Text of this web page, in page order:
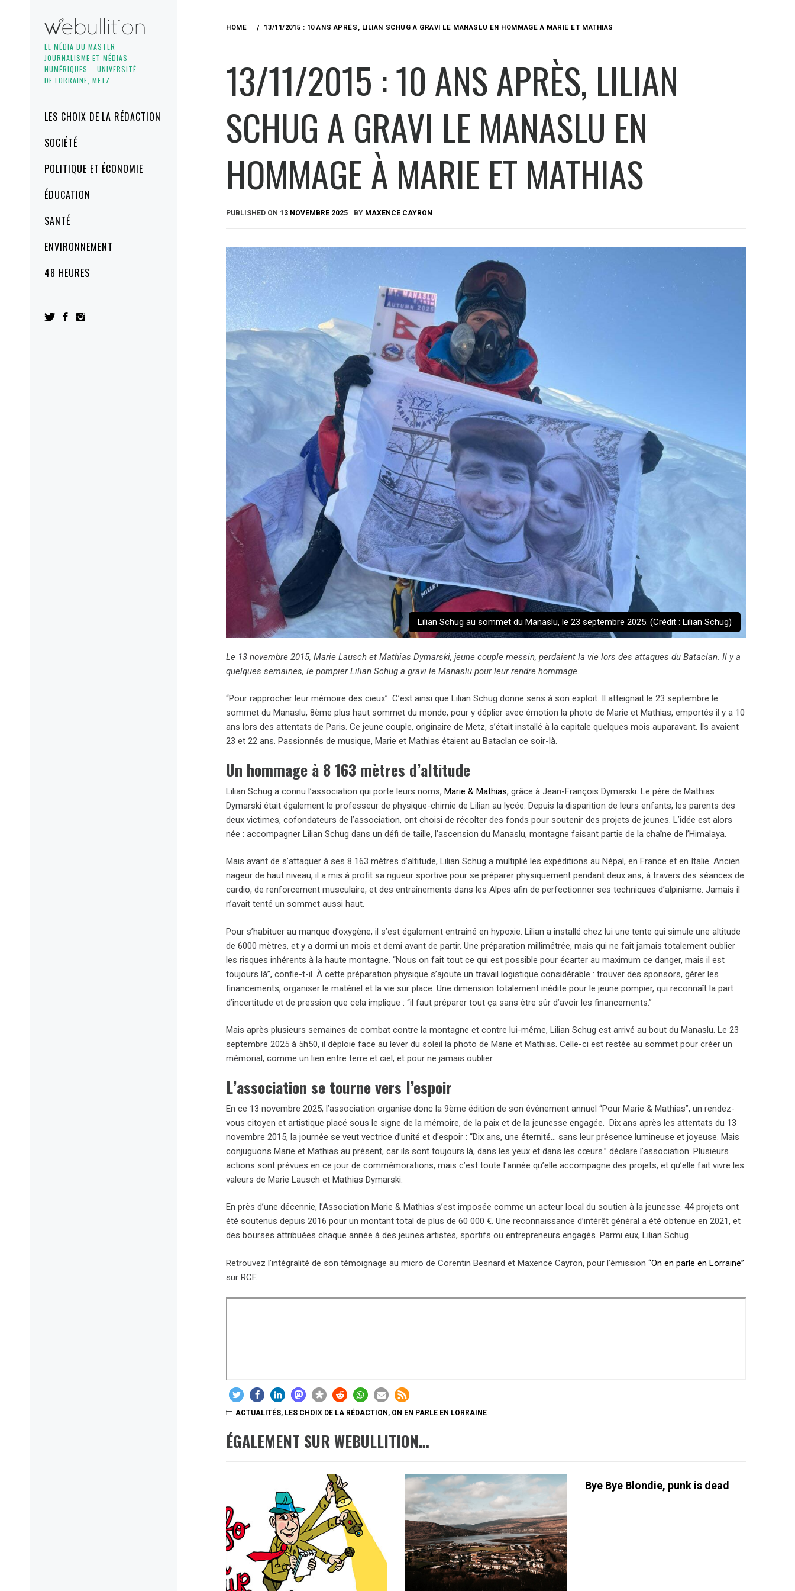
LE MÉDIA DU MASTER
JOURNALISME ET MÉDIAS
NUMÉRIQUES – UNIVERSITÉ
DE LORRAINE, METZ
MenuLES CHOIX DE LA RÉDACTION
SOCIÉTÉ
POLITIQUE ET ÉCONOMIE
ÉDUCATION
SANTÉ
ENVIRONNEMENT
48 HEURES
to
content
HOME 13/11/2015 : 10 ANS APRÈS, LILIAN SCHUG A GRAVI LE MANASLU EN HOMMAGE À MARIE ET MATHIAS
13/11/2015 : 10 ANS APRÈS, LILIAN
SCHUG A GRAVI LE MANASLU EN
HOMMAGE À MARIE ET MATHIAS
PUBLISHED ON 13 NOVEMBRE 2025 BY MAXENCE CAYRON
Lilian Schug au sommet du Manaslu, le 23 septembre 2025. (Crédit : Lilian Schug)
Le 13 novembre 2015, Marie Lausch et Mathias Dymarski, jeune couple messin, perdaient la vie lors des attaques du Bataclan. Il y a
quelques semaines, le pompier Lilian Schug a gravi le Manaslu pour leur rendre hommage.
“Pour rapprocher leur mémoire des cieux”. C’est ainsi que Lilian Schug donne sens à son exploit. Il atteignait le 23 septembre le
sommet du Manaslu, 8ème plus haut sommet du monde, pour y déplier avec émotion la photo de Marie et Mathias, emportés il y a 10
ans lors des attentats de Paris. Ce jeune couple, originaire de Metz, s’était installé à la capitale quelques mois auparavant. Ils avaient
23 et 22 ans. Passionnés de musique, Marie et Mathias étaient au Bataclan ce soir-là.
Un hommage à 8 163 mètres d’altitude
Lilian Schug a connu l’association qui porte leurs noms,Marie & Mathias, grâce à Jean-François Dymarski. Le père de Mathias
Dymarski était également le professeur de physique-chimie de Lilian au lycée. Depuis la disparition de leurs enfants, les parents des
deux victimes, cofondateurs de l’association, ont choisi de récolter des fonds pour soutenir des projets de jeunes. L’idée est alors
née : accompagner Lilian Schug dans un défi de taille, l’ascension du Manaslu, montagne faisant partie de la chaîne de l’Himalaya.
Mais avant de s’attaquer à ses 8 163 mètres d’altitude, Lilian Schug a multiplié les expéditions au Népal, en France et en Italie. Ancien
nageur de haut niveau, il a mis à profit sa rigueur sportive pour se préparer physiquement pendant deux ans, à travers des séances de
cardio, de renforcement musculaire, et des entraînements dans les Alpes afin de perfectionner ses techniques d’alpinisme. Jamais il
n’avait tenté un sommet aussi haut.
Pour s’habituer au manque d’oxygène, il s’est également entraîné en hypoxie. Lilian a installé chez lui une tente qui simule une altitude
de 6000 mètres, et y a dormi un mois et demi avant de partir. Une préparation millimétrée, mais qui ne fait jamais totalement oublier
les risques inhérents à la haute montagne. “Nous on fait tout ce qui est possible pour écarter au maximum ce danger, mais il est
toujours là”, confie-t-il. À cette préparation physique s’ajoute un travail logistique considérable : trouver des sponsors, gérer les
financements, organiser le matériel et la vie sur place. Une dimension totalement inédite pour le jeune pompier, qui reconnaît la part
d’incertitude et de pression que cela implique : “il faut préparer tout ça sans être sûr d’avoir les financements.”
Mais après plusieurs semaines de combat contre la montagne et contre lui-même, Lilian Schug est arrivé au bout du Manaslu. Le 23
septembre 2025 à 5h50, il déploie face au lever du soleil la photo de Marie et Mathias. Celle-ci est restée au sommet pour créer un
mémorial, comme un lien entre terre et ciel, et pour ne jamais oublier.
L’association se tourne vers l’espoir
En ce 13 novembre 2025, l’association organise donc la 9ème édition de son événement annuel “Pour Marie & Mathias”, un rendez-
vous citoyen et artistique placé sous le signe de la mémoire, de la paix et de la jeunesse engagée. Dix ans après les attentats du 13
novembre 2015, la journée se veut vectrice d’unité et d’espoir : “Dix ans, une éternité… sans leur présence lumineuse et joyeuse. Mais
conjuguons Marie et Mathias au présent, car ils sont toujours là, dans les yeux et dans les cœurs.” déclare l’association. Plusieurs
actions sont prévues en ce jour de commémorations, mais c’est toute l’année qu’elle accompagne des projets, et qu’elle fait vivre les
valeurs de Marie Lausch et Mathias Dymarski.
En près d’une décennie, l’Association Marie & Mathias s’est imposée comme un acteur local du soutien à la jeunesse. 44 projets ont
été soutenus depuis 2016 pour un montant total de plus de 60 000 €. Une reconnaissance d’intérêt général a été obtenue en 2021, et
des bourses attribuées chaque année à des jeunes artistes, sportifs ou entrepreneurs engagés. Parmi eux, Lilian Schug.
Retrouvez l’intégralité de son témoignage au micro de Corentin Besnard et Maxence Cayron, pour l’émission“On en parle en Lorraine”
sur RCF.
ACTUALITÉS, LES CHOIX DE LA RÉDACTION, ON EN PARLE EN LORRAINE
ÉGALEMENT SUR WEBULLITION…
Bye Bye Blondie, punk is dead